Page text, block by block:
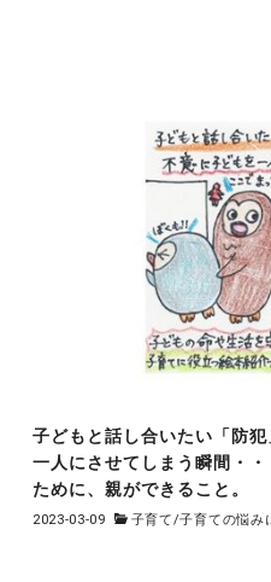
子どもと話し合いたい「防
一人にさせてしまう瞬間・
ために、親ができること。
2023-03-09 子育て/子育ての悩み